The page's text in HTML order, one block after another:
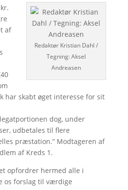
Redaktør Kristian Dahl /
Tegning: Aksel
Andreasen
af
har skabt øget interesse for sit
dog, under
udbetales til flere
præstation.” Modtageren af
af Kreds 1.
opfordrer hermed alle i
os forslag til værdige